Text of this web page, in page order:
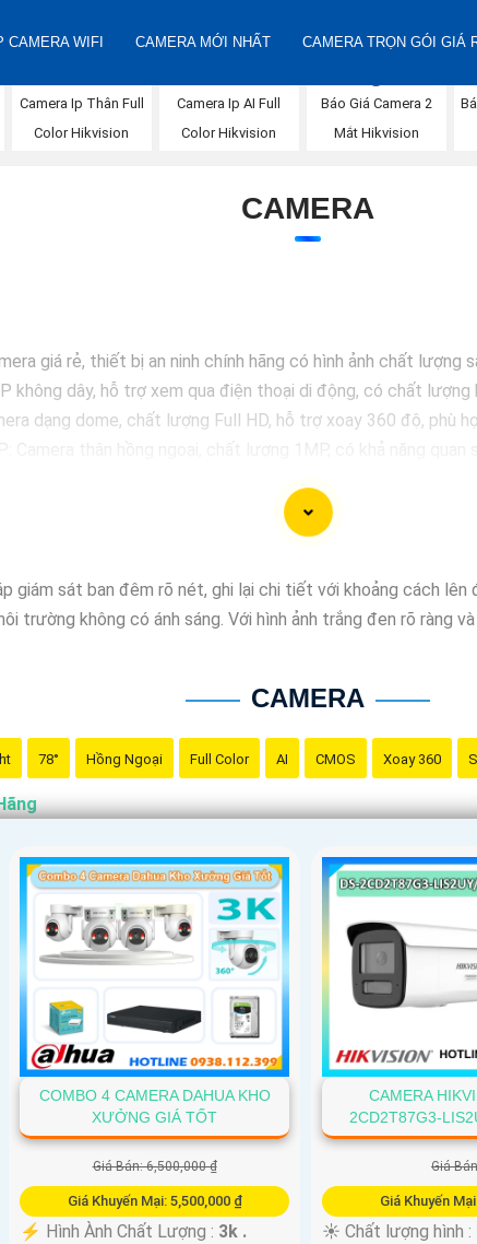
CAMERA WIFI CAMERA MỚI NHẤT CAMERA TRỌN GÓI GIÁ
Camera Ip Thân Full
Color Hikvision
Camera Ip AI Full
Color Hikvision
Báo Giá Camera 2
Mắt Hikvision
CAMERA
giá rẻ, thiết bị an ninh chính hãng có hình ảnh chất lượng
không dây, hỗ trợ xem qua điện thoại di động, có chất lượng
dạng dome, chất lượng Full HD, hỗ trợ xoay 360 độ, phù
nguồn gốc xuất xứ của sản phẩm trước khi mua nhé để
giám sát ban đêm rõ nét, ghi lại chi tiết với khoảng cách
trường không có ánh sáng. Với hình ảnh trắng đen rõ ràng
CAMERA
78° Hồng Ngoại Full Color AI CMOS Xoay 360
COMBO 4 CAMERA DAHUA KHO
XƯỞNG GIÁ TỐT
Giá Bán: 6,500,000 ₫
Giá Khuyến Mại: 5,500,000 ₫
️⚡ Hình Ành Chất Lượng : 3k .
CAMERA
2CD2T87G3-
Giá
Giá Khuyến
☀️ Chất lượng hình :